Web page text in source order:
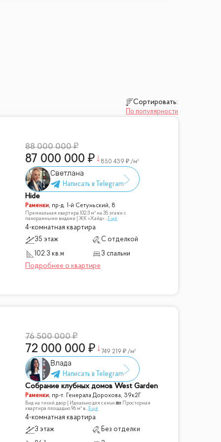
близости от Парка
Сортировать:
По популярности
88 000 000
87 000 000 850 439 /м²
Светлана
Hide
Раменки, пр-д. 1-й Сетуньский, 8
Премиальная квартира 102.3 м² на 35 этаже с
панорамными видами | ЖК «Хайд»...Ещё
4-комнатная квартира
35 этаж
С отделкой
102.3 кв.м
3 спальни
76 500 000
72 000 000 749 219 /м²
Влада
Собрание клубных домов West Garden
Раменки, пр-т. Генерала Дорохова, 39к2Г
Вид на тихий двор | Идеально для семьи 🏡 Просторная
квартира площадью 96 м² в...Ещё
4-комнатная квартира
3 этаж
Без отделки